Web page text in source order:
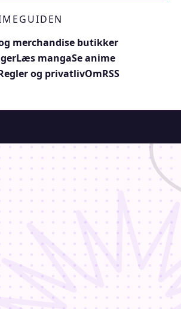
merchandise butikker
Læs mangaSe anime
og privatlivOmRSS